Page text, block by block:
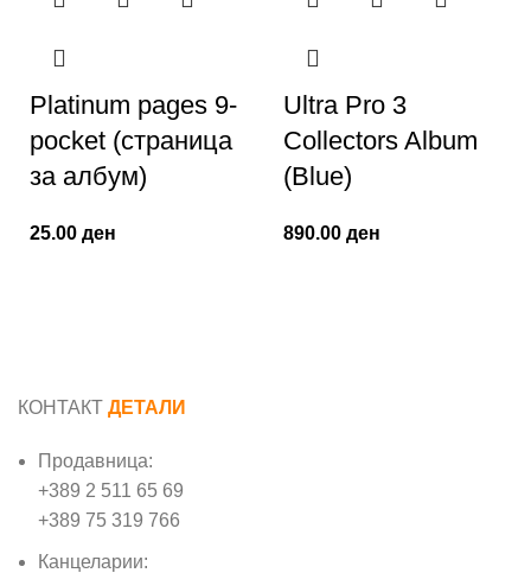
Platinum pages 9-
pocket (страница
за албум)
25.00 ден
Ultra Pro 3
Collectors Album
(Blue)
890.00 ден
КОНТАКТ ДЕТАЛИ
Продавница:
+389 2 511 65 69
+389 75 319 766
Канцеларии: